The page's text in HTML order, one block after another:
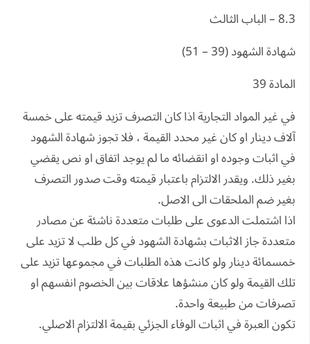
8.3 – الباب الثالث
شهادة الشهود (39 – 51)
المادة 39
في غير المواد التجارية اذا كان التصرف تزيد قيمته على خمسة
آلاف دينار او كان غير محدد القيمة ، فلا تجوز شهادة الشهود
في اثبات وجوده او انقضائه ما لم يوجد اتفاق او نص يقضي
بغير ذلك. ويقدر الالتزام باعتبار قيمته وقت صدور التصرف
بغير ضم الملحقات الى الاصل.
اذا اشتملت الدعوى على طلبات متعددة ناشئة عن مصادر
متعددة جاز الاثبات بشهادة الشهود في كل طلب لا تزيد على
خمسمائة دينار ولو كانت هذه الطلبات في مجموعها تزيد على
تلك القيمة ولو كان منشؤها علاقات بين الخصوم انفسهم او
تصرفات من طبيعة واحدة.
تكون العبرة في اثبات الوفاء الجزئي بقيمة الالتزام الاصلي.